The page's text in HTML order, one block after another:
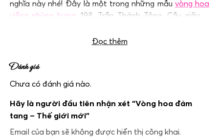
nghĩa này nhé! Đây là một trong những mẫu vòng hoa
viếng phùng hưng , 198, Trần Thánh Tông, Cầu giấy,…
Đọc thêm
Đánh giá
Chưa có đánh giá nào.
Hãy là người đầu tiên nhận xét “Vòng hoa đám
tang – Thế giới mới”
Email của bạn sẽ không được hiển thị công khai.